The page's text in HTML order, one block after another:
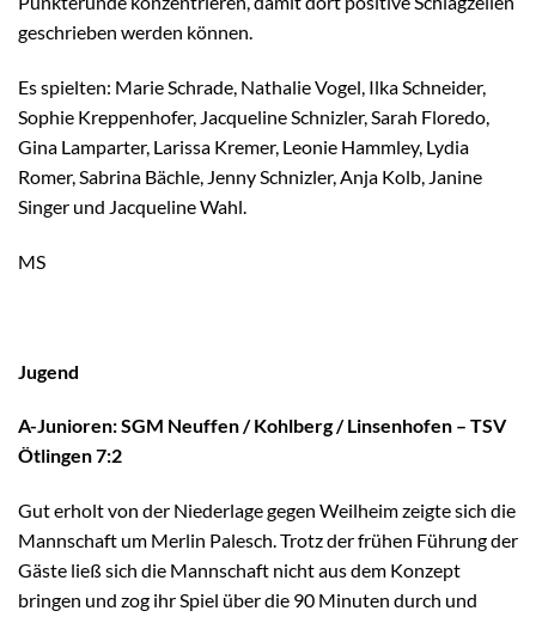
geschrieben werden können.
Es spielten: Marie Schrade, Nathalie Vogel, Ilka Schneider,
Sophie Kreppenhofer, Jacqueline Schnizler, Sarah Floredo,
Gina Lamparter, Larissa Kremer, Leonie Hammley, Lydia
Romer, Sabrina Bächle, Jenny Schnizler, Anja Kolb, Janine
Singer und Jacqueline Wahl.
MS
Jugend
A-Junioren: SGM Neuffen / Kohlberg / Linsenhofen – TSV
Ötlingen 7:2
Gut erholt von der Niederlage gegen Weilheim zeigte sich die
Mannschaft um Merlin Palesch. Trotz der frühen Führung der
Gäste ließ sich die Mannschaft nicht aus dem Konzept
bringen und zog ihr Spiel über die 90 Minuten durch und